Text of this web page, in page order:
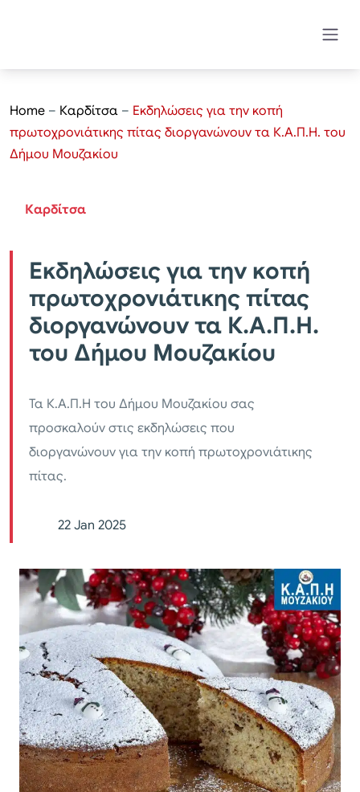
Home – Καρδίτσα – Εκδηλώσεις για την κοπή
πρωτοχρονιάτικης πίτας διοργανώνουν τα Κ.Α.Π.Η. του
Δήμου Μουζακίου
Καρδίτσα
Εκδηλώσεις για την κοπή
πρωτοχρονιάτικης πίτας
διοργανώνουν τα Κ.Α.Π.Η.
του Δήμου Μουζακίου
Τα Κ.Α.Π.Η του Δήμου Μουζακίου σας
προσκαλούν στις εκδηλώσεις που
διοργανώνουν για την κοπή πρωτοχρονιάτικης
πίτας.
22 Jan 2025